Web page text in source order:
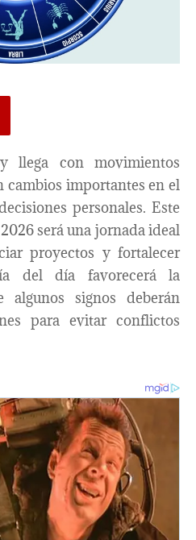
llega con movimientos
cambios importantes en el
personales. Este
será una jornada ideal
proyectos y fortalecer
del día favorecerá la
algunos signos deberán
para evitar conflictos